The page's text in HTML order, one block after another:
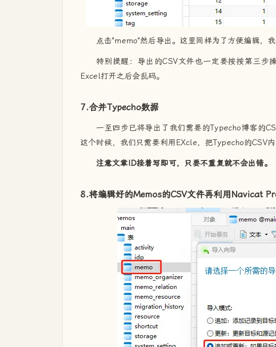
点击"memo"然后导出。这里同样为了方便编辑，
特别提醒：导出的CSV文件也一定要按按第三步
Excel打开之后会乱码。
7.合并Typecho数据
一至四步已将导出了我们需要的Typecho博客的
这个时候，我们只需要利用EXcle，把Typecho的CSV
注意文章ID接着写即可，只要不重复就不会出错。
8.将编辑好的Memos的CSV文件再利用Navicat